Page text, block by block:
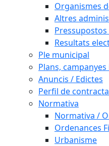
Organismes
Altres
Resultats
Ple municipal
Plans,
Anuncis / Edictes
Perfil de
Normativa
Normativa /
Ordenances
Urbanisme